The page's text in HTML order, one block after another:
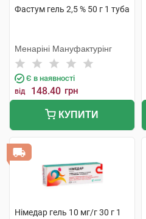
Фастум гель 2,5 % 50 г 1 туба
Менаріні Мануфактурінг
Є в наявності
від 148.40 грн
КУПИТИ
Німедар гель 10 мг/г 30 г 1